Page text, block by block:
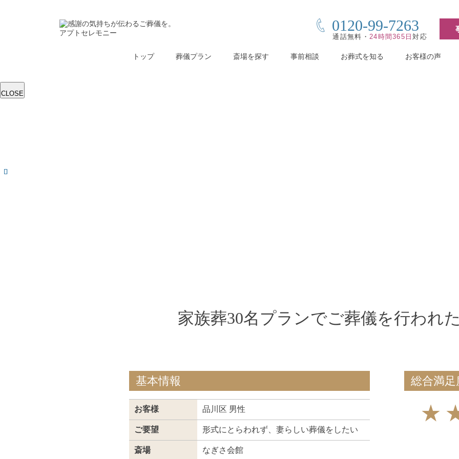
CLOSE
0120-99-7263
通話無料・ 24時間365日対応
トップ 葬儀プラン 斎場を探す 事前相談 お葬式を知る お客様の声
家族葬30名プランでご葬儀を行われ
基本情報
お客様 品川区 男性
ご要望 形式にとらわれず、妻らしい葬儀をしたい
斎場 なぎさ会館
総合満足